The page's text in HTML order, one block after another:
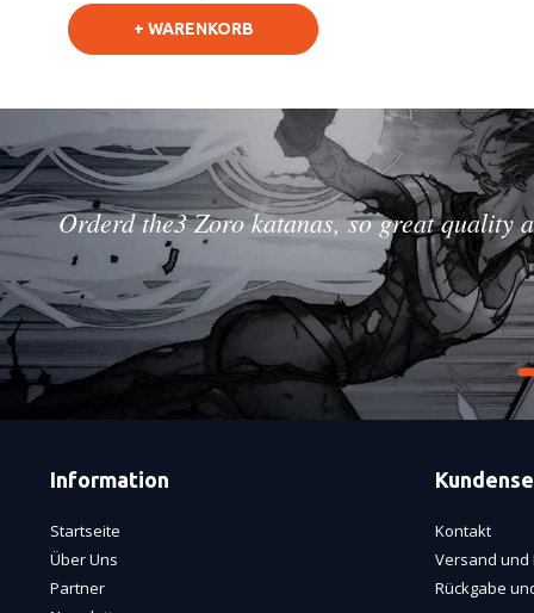
+ WARENKORB
Orderd the3 Zoro katanas, so great
Information
Startseite
Über Uns
Partner
Kontakt
Versand und
Rückgabe